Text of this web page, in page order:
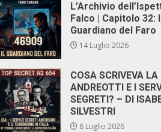
L’Archivio
Falco | Capitolo 32:
Guardiano del Faro
14 Luglio 2026
COSA SCRIVEVA LA
ANDREOTTI E I
SEGRETI? – DI
SILVESTRI
8 Luglio 2026